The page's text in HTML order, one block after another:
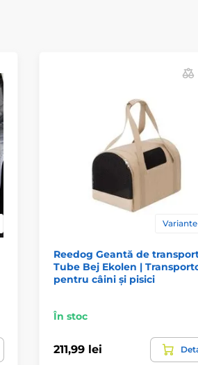
Variante
Reedog Geantă de
Tube Bej Ekolen |
pentru câini și pisici
În stoc
211,99 lei